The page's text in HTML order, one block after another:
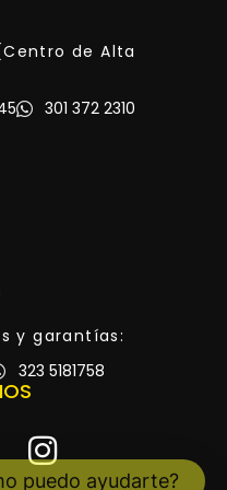
de Alta
301 372 2310
y garantías:
323 5181758
puedo ayudarte?